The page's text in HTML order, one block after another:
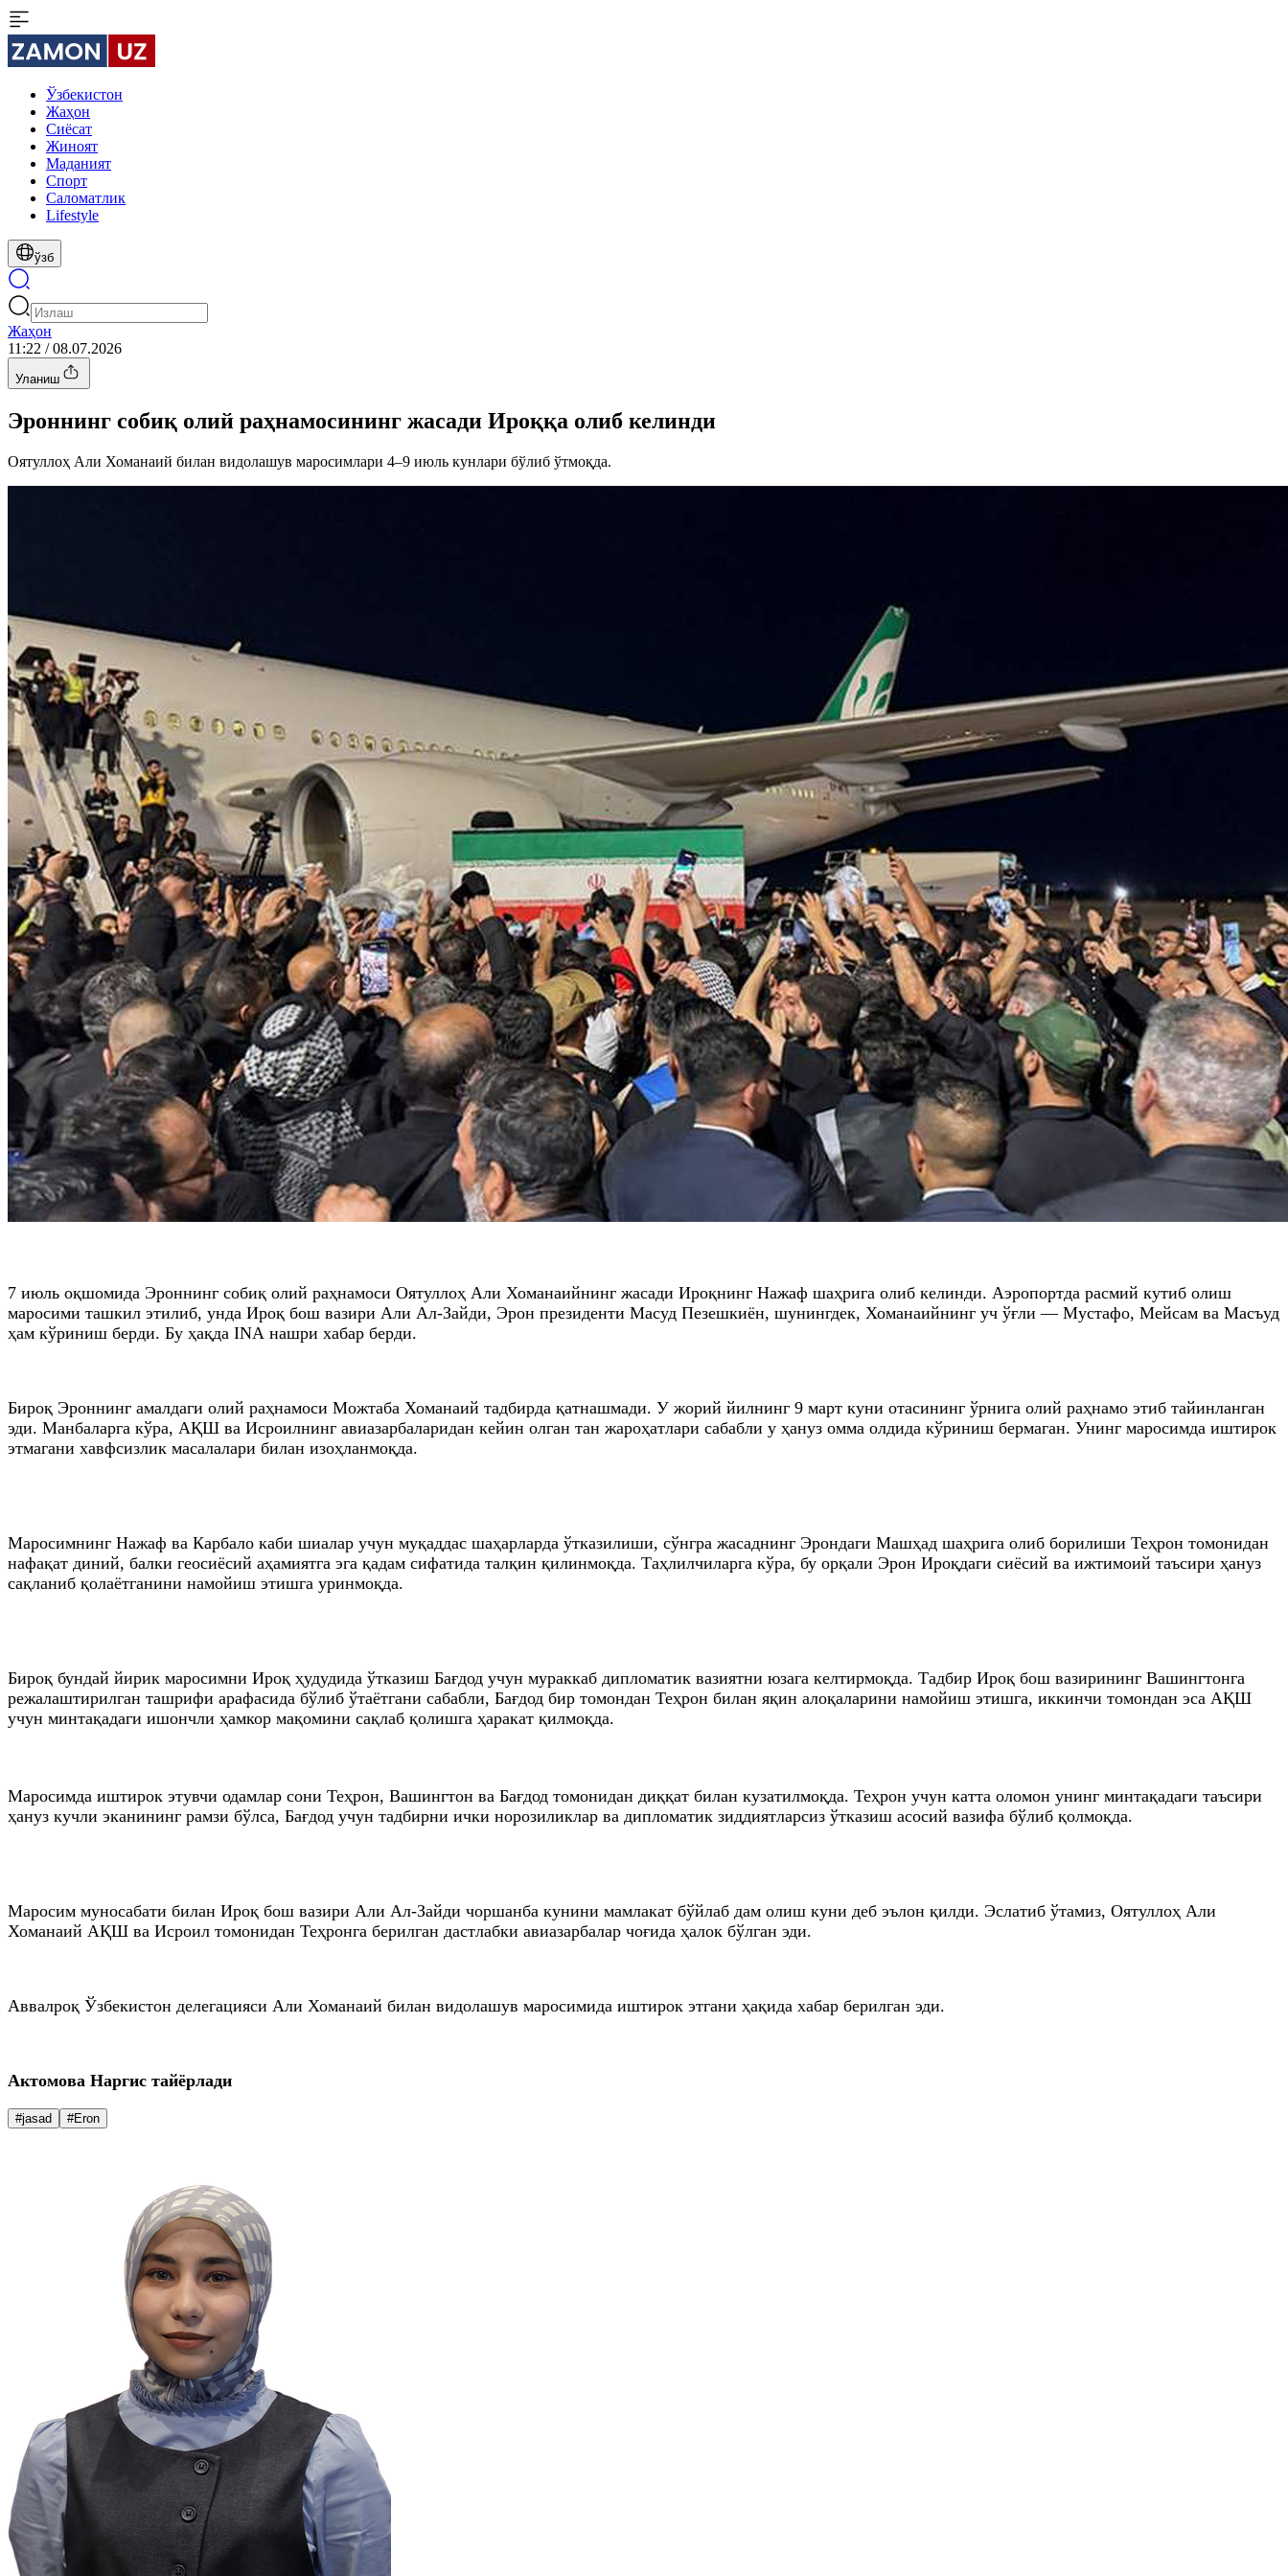
Ўзбекистон
Жаҳон
Сиёсат
Жиноят
Маданият
Спорт
Cаломатлик
Lifestyle
ўзб
Жаҳон
11:22 / 08.07.2026
Уланиш
Эроннинг собиқ олий раҳнамосининг жасади Ироққа олиб келинди
Оятуллоҳ Али Хоманаий билан видолашув маросимлари 4–9 июль кунлари бўлиб ўтмоқда.
7 июль оқшомида Эроннинг собиқ олий раҳнамоси Оятуллоҳ Али Хоманаийнинг жасади Ироқнинг Нажаф шаҳрига олиб келинди. Аэропортда расмий кутиб олиш
маросими ташкил этилиб, унда Ироқ бош вазири Али Ал-Зайди, Эрон президенти Масуд Пезешкиён, шунингдек, Хоманаийнинг уч ўғли — Мустафо, Мейсам ва Масъуд
ҳам кўриниш берди. Бу ҳақда INА нашри хабар берди.
Бироқ Эроннинг амалдаги олий раҳнамоси Можтаба Хоманаий тадбирда қатнашмади. У жорий йилнинг 9 март куни отасининг ўрнига олий раҳнамо этиб тайинланган
эди. Манбаларга кўра, АҚШ ва Исроилнинг авиазарбаларидан кейин олган тан жароҳатлари сабабли у ҳануз омма олдида кўриниш бермаган. Унинг маросимда иштирок
этмагани хавфсизлик масалалари билан изоҳланмоқда.
Маросимнинг Нажаф ва Карбало каби шиалар учун муқаддас шаҳарларда ўтказилиши, сўнгра жасаднинг Эрондаги Машҳад шаҳрига олиб борилиши Теҳрон томонидан
нафақат диний, балки геосиёсий аҳамиятга эга қадам сифатида талқин қилинмоқда. Таҳлилчиларга кўра, бу орқали Эрон Ироқдаги сиёсий ва ижтимоий таъсири ҳануз
сақланиб қолаётганини намойиш этишга уринмоқда.
Бироқ бундай йирик маросимни Ироқ ҳудудида ўтказиш Бағдод учун мураккаб дипломатик вазиятни юзага келтирмоқда. Тадбир Ироқ бош вазирининг Вашингтонга
режалаштирилган ташрифи арафасида бўлиб ўтаётгани сабабли, Бағдод бир томондан Теҳрон билан яқин алоқаларини намойиш этишга, иккинчи томондан эса АҚШ
учун минтақадаги ишончли ҳамкор мақомини сақлаб қолишга ҳаракат қилмоқда.
Маросимда иштирок этувчи одамлар сони Теҳрон, Вашингтон ва Бағдод томонидан диққат билан кузатилмоқда. Теҳрон учун катта оломон унинг минтақадаги таъсири
ҳануз кучли эканининг рамзи бўлса, Бағдод учун тадбирни ички норозиликлар ва дипломатик зиддиятларсиз ўтказиш асосий вазифа бўлиб қолмоқда.
Маросим муносабати билан Ироқ бош вазири Али Ал-Зайди чоршанба кунини мамлакат бўйлаб дам олиш куни деб эълон қилди. Эслатиб ўтамиз, Оятуллоҳ Али
Хоманаий АҚШ ва Исроил томонидан Теҳронга берилган дастлабки авиазарбалар чоғида ҳалок бўлган эди.
Аввалроқ Ўзбекистон делегацияси Али Хоманаий билан видолашув маросимида иштирок этгани ҳақида хабар берилган эди.
Актомова Наргис тайёрлади
#jasad #Eron